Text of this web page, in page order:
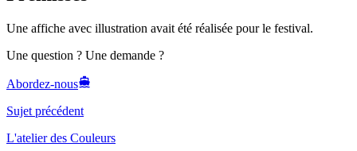
Une affiche avec illustration avait été réalisée pour le festival.
Une question ? Une demande ?
Abordez-nous
Sujet précédent
L'atelier des Couleurs